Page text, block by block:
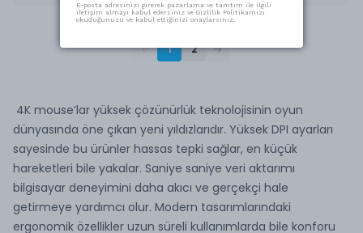
1 2
4K mouse’lar yüksek çözünürlük teknolojisinin oyun
dünyasında öne çıkan yeni yıldızlarıdır. Yüksek DPI ayarları
sayesinde bu ürünler hassas tepki sağlar, en küçük
hareketleri bile yakalar. Saniye saniye veri aktarımı
bilgisayar deneyimini daha akıcı ve gerçekçi hale
getirmeye yardımcı olur. Modern tasarımlarındaki
ergonomik özellikler uzun süreli kullanımlarda bile konforu
E-posta adresinizi girerek pazarlama ve tanıtım ile ilgili
iletişim almayı kabul edersiniz ve Gizlilik Politikamızı
okuduğunuzu ve kabul ettiğinizi onaylarsınız.